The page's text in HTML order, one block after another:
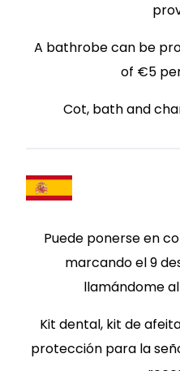
A bathrobe can be
of €5
Cot, bath and
Puede ponerse en
marcando el 9
llamándome
Kit dental, kit de
protección para la